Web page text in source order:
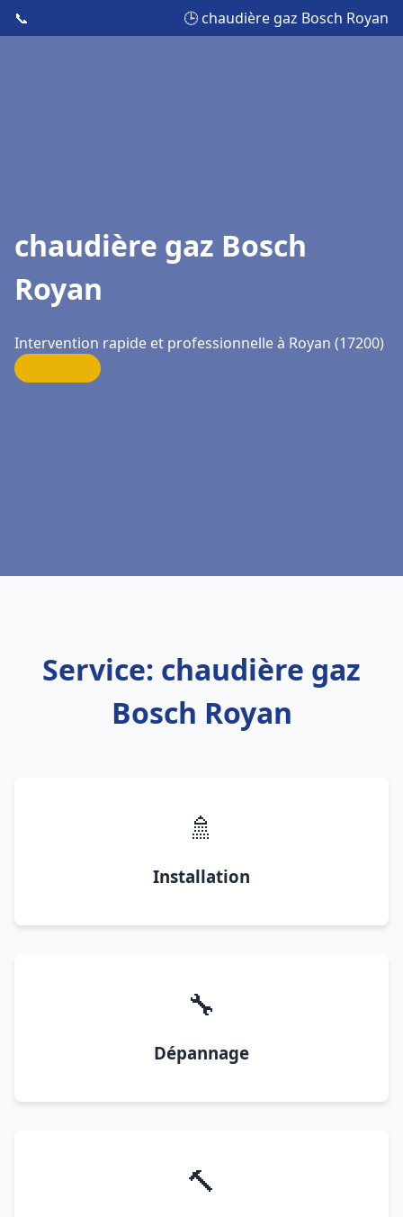
📞 🕒 chaudière gaz Bosch Royan
chaudière gaz Bosch
Royan
Intervention rapide et professionnelle à Royan (17200)
Service: chaudière gaz
Bosch Royan
🚿
Installation
🔧
Dépannage
🔨